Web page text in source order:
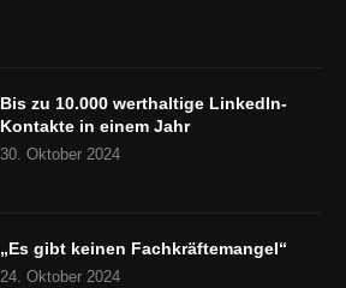
Bis zu 10.000 werthaltige LinkedIn-
Kontakte in einem Jahr
30. Oktober 2024
„Es gibt keinen Fachkräftemangel“
24. Oktober 2024